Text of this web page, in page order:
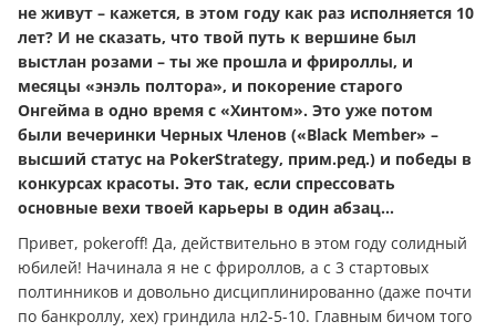
не живут – кажется, в этом году как раз исполняется 10
лет? И не сказать, что твой путь к вершине был
выстлан розами – ты же прошла и фрироллы, и
месяцы «энэль полтора», и покорение старого
Онгейма в одно время с «Хинтом». Это уже потом
были вечеринки Черных Членов («Black Member» –
высший статус на PokerStrategy, прим.ред.) и победы в
конкурсах красоты. Это так, если спрессовать
основные вехи твоей карьеры в один абзац…
Привет, pokeroff! Да, действительно в этом году солидный
юбилей! Начинала я не с фрироллов, а с 3 стартовых
полтинников и довольно дисциплинированно (даже почти
по банкроллу, хех) гриндила нл2-5-10. Главным бичом того